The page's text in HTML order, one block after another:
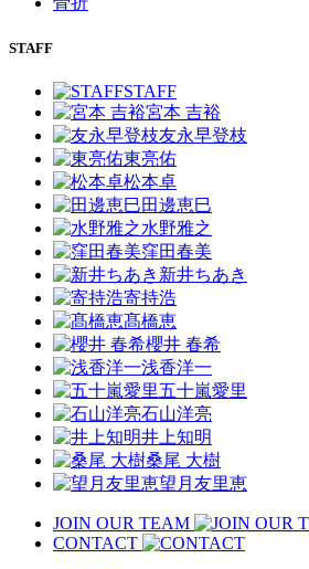
STAFF
STAFF
宮本 吉裕
友永早登枝
東亮佑
松本卓
田邊恵巳
水野雅之
窪田春美
新井ちあき
寄持浩
髙橋恵
櫻井 春希
浅香洋一
五十嵐愛里
石山洋亮
井上知明
桑尾 大樹
望月友里恵
JOIN OUR TEAM
CONTACT